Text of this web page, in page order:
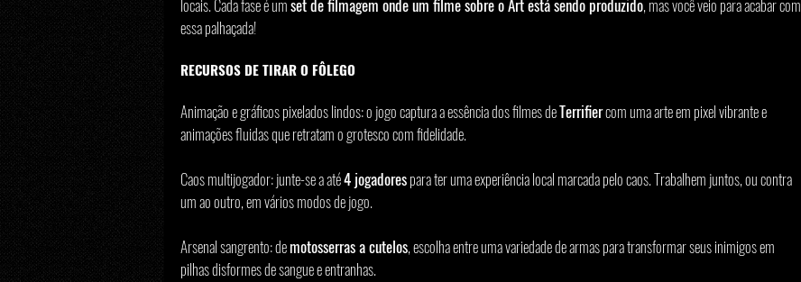
locais. Cada fase é um set de filmagem onde um filme sobre o Art está sendo produzido, mas você veio para acabar com
essa palhaçada!
RECURSOS DE TIRAR O FÔLEGO
Animação e gráficos pixelados lindos: o jogo captura a essência dos filmes de Terrifier com uma arte em pixel vibrante e
animações fluidas que retratam o grotesco com fidelidade.
Caos multijogador: junte-se a até 4 jogadores para ter uma experiência local marcada pelo caos. Trabalhem juntos, ou contra
um ao outro, em vários modos de jogo.
Arsenal sangrento: de motosserras a cutelos, escolha entre uma variedade de armas para transformar seus inimigos em
pilhas disformes de sangue e entranhas.